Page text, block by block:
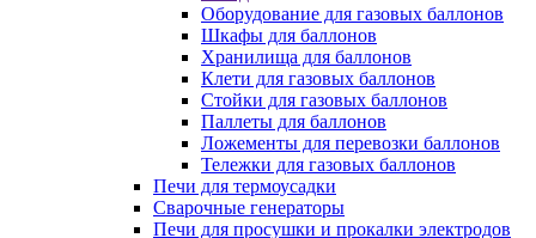
Оборудование для газовых баллонов
Шкафы для баллонов
Хранилища для баллонов
Клети для газовых баллонов
Стойки для газовых баллонов
Паллеты для баллонов
Ложементы для перевозки баллонов
Тележки для газовых баллонов
Печи для термоусадки
Сварочные генераторы
Печи для просушки и прокалки электродов